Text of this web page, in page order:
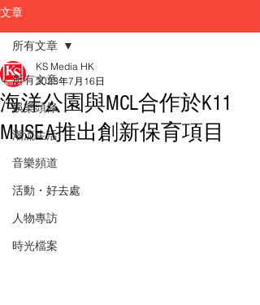
文章
所有文章
娛樂頭條
潮流生活
音樂頻道
活動・好去處
人物專訪
時光檔案
所有文章
海洋公園與MCL合作於K11
MUSEA推出創新保育項目
KS Media HK
2023年7月16日